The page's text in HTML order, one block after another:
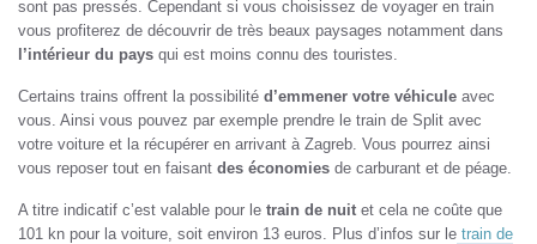
sont pas pressés. Cependant si vous choisissez de voyager en train
vous profiterez de découvrir de très beaux paysages notamment dans
l’intérieur du pays qui est moins connu des touristes.
Certains trains offrent la possibilité d’emmener votre véhicule avec
vous. Ainsi vous pouvez par exemple prendre le train de Split avec
votre voiture et la récupérer en arrivant à Zagreb. Vous pourrez ainsi
vous reposer tout en faisant des économies de carburant et de péage.
A titre indicatif c’est valable pour le train de nuit et cela ne coûte que
101 kn pour la voiture, soit environ 13 euros. Plus d’infos sur le train de